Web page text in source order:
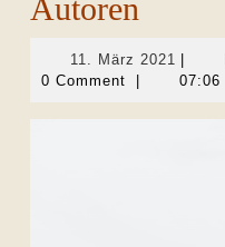
Autoren
11. März 2021 11.
März
0 Comment
07:06